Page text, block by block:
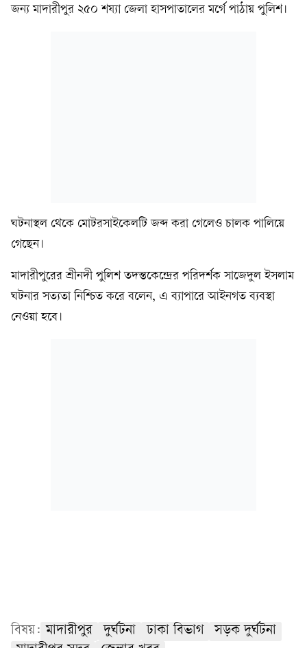
জন্য মাদারীপুর ২৫০ শয্যা জেলা হাসপাতালের মর্গে পাঠায় পুলিশ।
ঘটনাস্থল থেকে মোটরসাইকেলটি জব্দ করা গেলেও চালক পালিয়ে
গেছেন।
মাদারীপুরের শ্রীনদী পুলিশ তদন্তকেন্দ্রের পরিদর্শক সাজেদুল ইসলাম
ঘটনার সত্যতা নিশ্চিত করে বলেন, এ ব্যাপারে আইনগত ব্যবস্থা
নেওয়া হবে।
বিষয়: মাদারীপুর দুর্ঘটনা ঢাকা বিভাগ
সড়ক দুর্ঘটনা